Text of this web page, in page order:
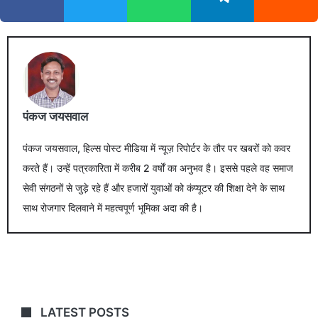
पंकज जयसवाल
पंकज जयसवाल, हिल्स पोस्ट मीडिया में न्यूज़ रिपोर्टर के तौर पर खबरों को कवर
करते हैं। उन्हें पत्रकारिता में करीब 2 वर्षों का अनुभव है। इससे पहले वह समाज
सेवी संगठनों से जुड़े रहे हैं और हजारों युवाओं को कंप्यूटर की शिक्षा देने के साथ
साथ रोजगार दिलवाने में महत्वपूर्ण भूमिका अदा की है।
LATEST POSTS